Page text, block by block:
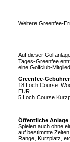
Weitere Greenfee-
Auf dieser
Tages-Greenfee
eine Golfclub-
Greenfee-
18 Loch Course:
EUR
5 Loch Course
Öffentliche Anlage
Spielen auch ohne
auf bestimmte
Range, Kurzplatz,